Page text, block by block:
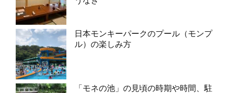
日本モンキーパークのプール（モンプ
ル）の楽しみ方
「モネの池」の見頃の時期や時間、駐